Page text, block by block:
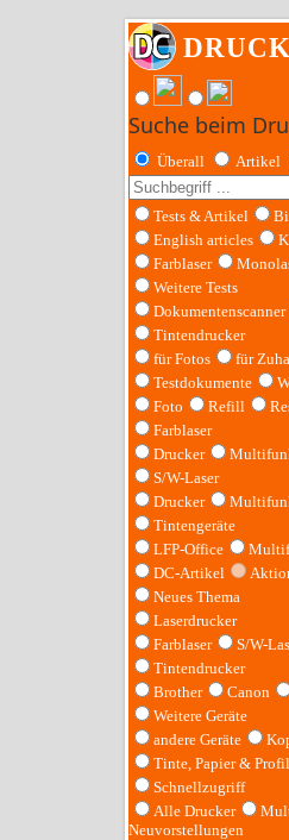
Suche beim
Überall Artikel
Tests & Artikel
English articles
Farblaser
Weitere Tests
Dokumentenscanner
Tintendrucker
für Fotos
für
Testdokumente
Foto
Refill
Farblaser
Drucker
S/W-Laser
Drucker
Tintengeräte
LFP-Office
DC-Artikel
Neues Thema
Laserdrucker
Farblaser
S/W-
Tintendrucker
Brother
Canon
Weitere Geräte
andere Geräte
Tinte, Papier &
Schnellzugriff
Alle Drucker
Neuvorstellungen